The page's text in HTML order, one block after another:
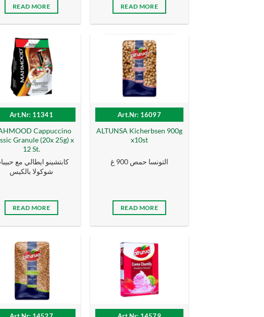
READ MORE READ MORE
Art.Nr: 11341
Cappuccino
Granule (20x 25g) x
12 St.
كابتشينو ايطالي مع
شوكولا بالكيس
READ MORE
Art.Nr: 16097
ALTUNSA Kicherbsen 900g
x10st
التونسا حمص 900 غ
READ MORE